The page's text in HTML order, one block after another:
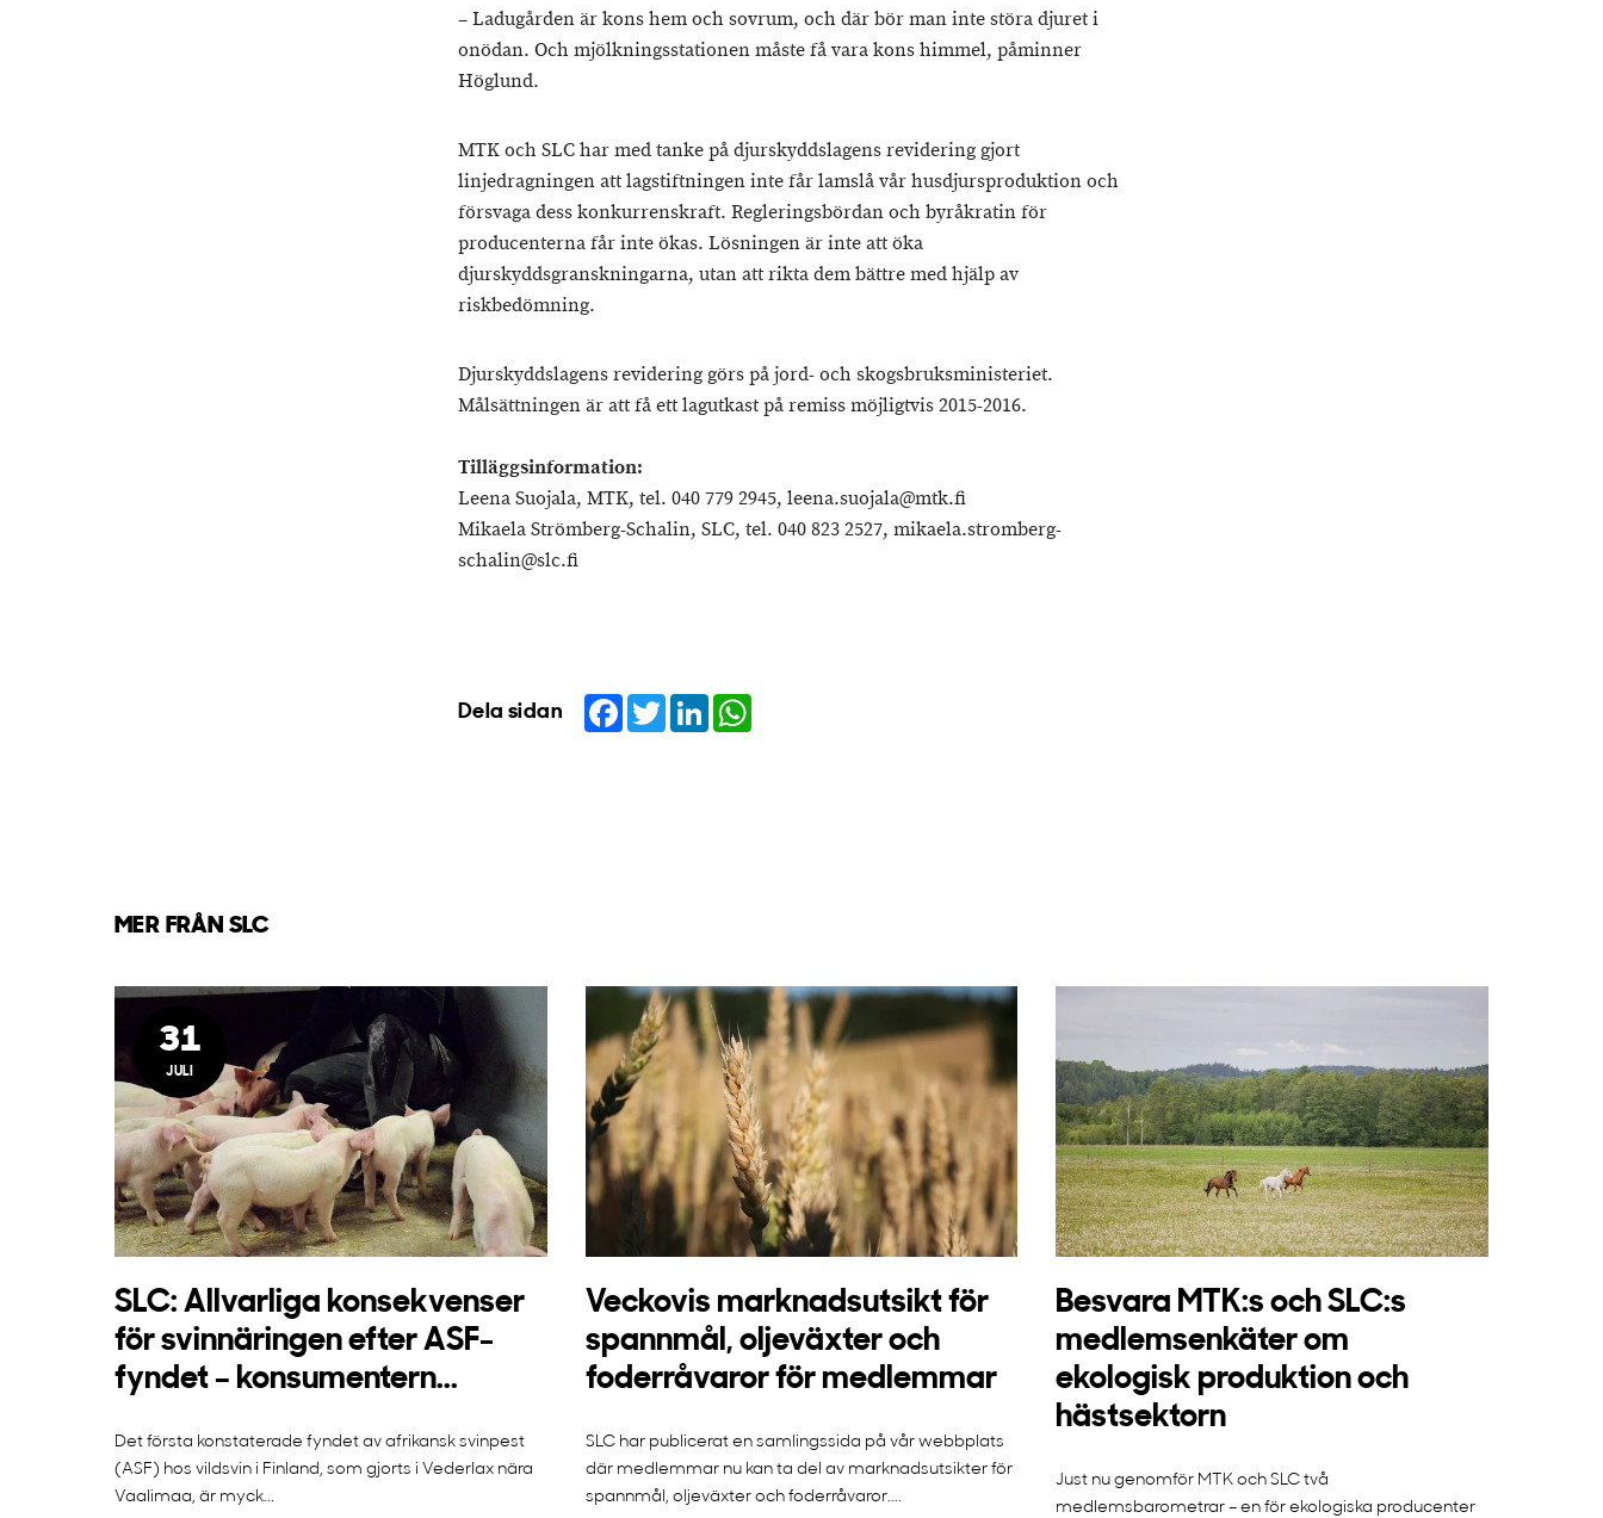
– Ladugården är kons hem och sovrum, och där bör man inte störa djuret i
onödan. Och mjölkningsstationen måste få vara kons himmel, påminner
Höglund.
MTK och SLC har med tanke på djurskyddslagens revidering gjort
linjedragningen att lagstiftningen inte får lamslå vår husdjursproduktion och
försvaga dess konkurrenskraft. Regleringsbördan och byråkratin för
producenterna får inte ökas. Lösningen är inte att öka
djurskyddsgranskningarna, utan att rikta dem bättre med hjälp av
riskbedömning.
Djurskyddslagens revidering görs på jord- och skogsbruksministeriet.
Målsättningen är att få ett lagutkast på remiss möjligtvis 2015-2016.
Tilläggsinformation:
Leena Suojala, MTK, tel. 040 779 2945, leena.suojala@mtk.fi
Mikaela Strömberg-Schalin, SLC, tel. 040 823 2527, mikaela.stromberg-
schalin@slc.fi
Dela sidan Facebook
TwitterLinkedIn
MER FRÅN SLC
31
JULI
SLC: Allvarliga konsekvenser
för svinnäringen efter ASF-
fyndet – konsumentern...
Det första konstaterade fyndet av afrikansk svinpest
(ASF) hos vildsvin i Finland, som gjorts i Vederlax nära
Vaalimaa, är myck...
Veckovis marknadsutsikt för
spannmål, oljeväxter och
foderråvaror för medlemmar
SLC har publicerat en samlingssida på vår webbplats
där medlemmar nu kan ta del av marknadsutsikter för
spannmål, oljeväxter och foderråvaror....
Besvara MTK:s och SLC:s
medlemsenkäter om
ekologisk produktion och
hästsektorn
Just nu genomför MTK och SLC två
medlemsbarometrar – en för ekologiska producenter